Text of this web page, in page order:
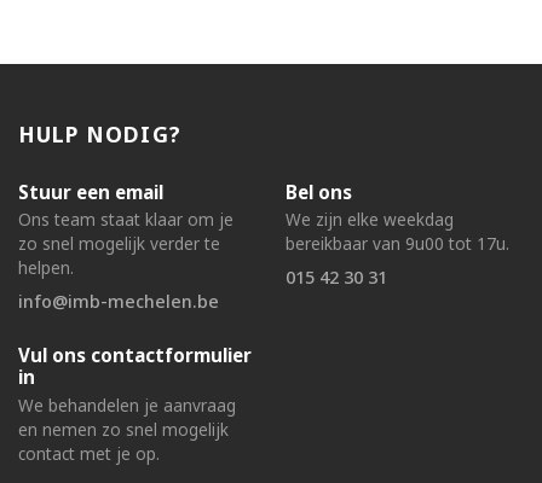
HULP NODIG?
Stuur een email
Ons team staat klaar om je
zo snel mogelijk verder te
helpen.
info@imb-mechelen.be
Bel ons
We zijn elke weekdag
bereikbaar van 9u00 tot 17u.
015 42 30 31
Vul ons contactformulier
in
We behandelen je aanvraag
en nemen zo snel mogelijk
contact met je op.